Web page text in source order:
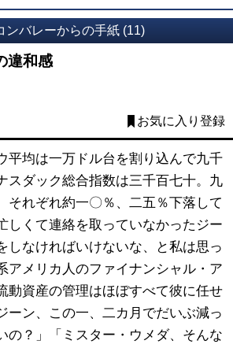
ンバレーからの手紙 (11)
違和感
お気に入り登録
均は一万ドル台を割り込んで九千
スダック総合指数は三千百七十。九
それぞれ約一〇％、二五％下落して
しくて連絡を取っていなかったジー
しなければいけないな、と私は思っ
アメリカ人のファイナンシャル・ア
動資産の管理はほぼすべて彼に任せ
ーン、この一、二カ月でだいぶ減っ
の？」「ミスター・ウメダ、そんな